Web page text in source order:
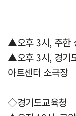
▲오후 3시, 주한
▲오후 3시, 경기
아트센터 소극장
◇경기도교육청